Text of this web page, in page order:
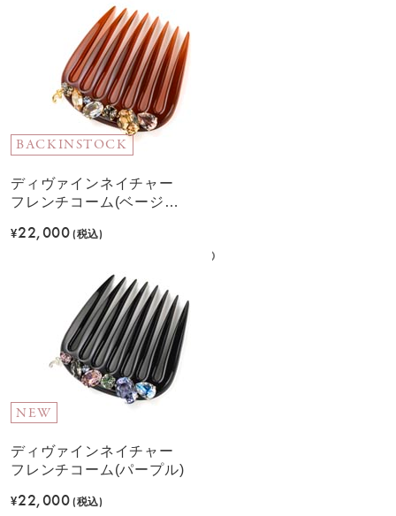
BACKINSTOCK
ディヴァインネイチャー
フレンチコーム(ベージュ
¥22,000(税込)
NEW
ディヴァインネイチャー
フレンチコーム(パープル)
¥22,000(税込)